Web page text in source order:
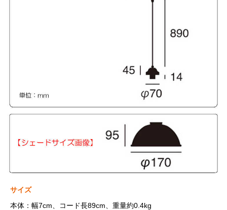
サイズ
本体：幅7cm、コード長89cm、重量約0.4kg